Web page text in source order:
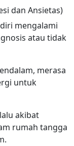
dan Ansietas)
mengalami
atau tidak
merasa
untuk
akibat
rumah tangga